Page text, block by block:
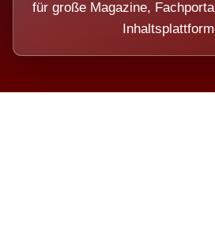
für große Magazine,